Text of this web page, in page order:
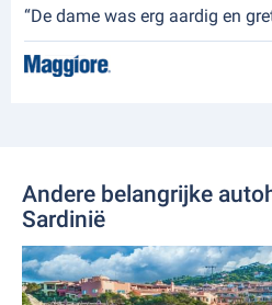
“De dame was erg aardig en
Andere belangrijke
Sardinië